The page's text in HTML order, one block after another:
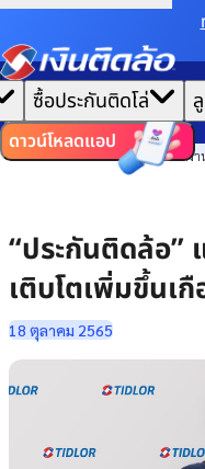
|
ไทย EN
ซื้อประกันติดโล่
ดาวน์โหลดแอป
หน้าแรก
ข่าวสาร
องค์กร
“ประกันติดล้อ” แย้มผลง
“ประกันติดล้อ”
เติบโตเพิ่มขึ้นเ
18 ตุลาคม 2565
เราขอเก็บข้อมูลตาม นโยบายการใช้คุกกี้
คุณ
ตั้งค่าคุกกี้